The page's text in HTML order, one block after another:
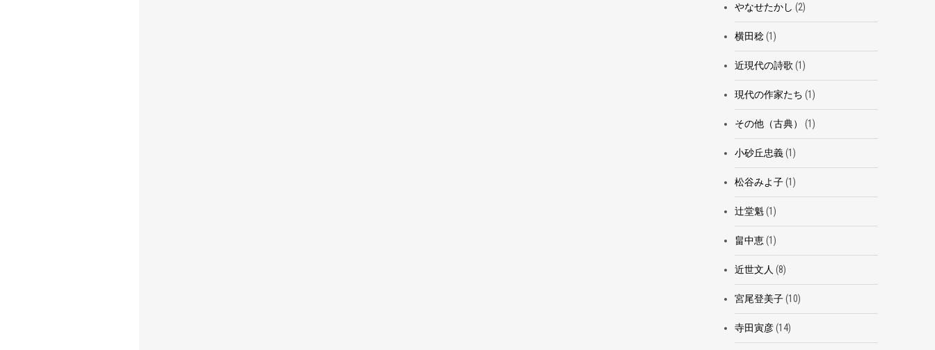
やなせたかし (2)
横田稔(1)
近現代の詩歌 (1)
現代の作家たち (1)
その他（古典） (1)
小砂丘忠義(1)
松谷みよ子(1)
辻堂魁(1)
畠中恵(1)
近世文人 (8)
宮尾登美子(10)
寺田寅彦(14)